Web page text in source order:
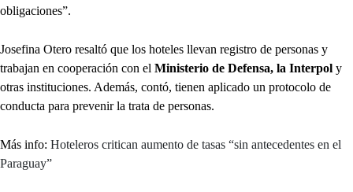
obligaciones”.
Josefina Otero resaltó que los hoteles llevan registro de personas y
trabajan en cooperación con el Ministerio de Defensa, la Interpol y
otras instituciones. Además, contó, tienen aplicado un protocolo de
conducta para prevenir la trata de personas.
Más info: Hoteleros critican aumento de tasas “sin antecedentes en el
Paraguay”